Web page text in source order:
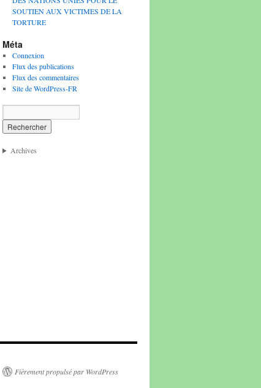
SOUTIEN AUX VICTIMES DE LA
TORTURE
Méta
Connexion
Flux des publications
Flux des commentaires
Site de WordPress-FR
Archives
Fièrement propulsé par WordPress